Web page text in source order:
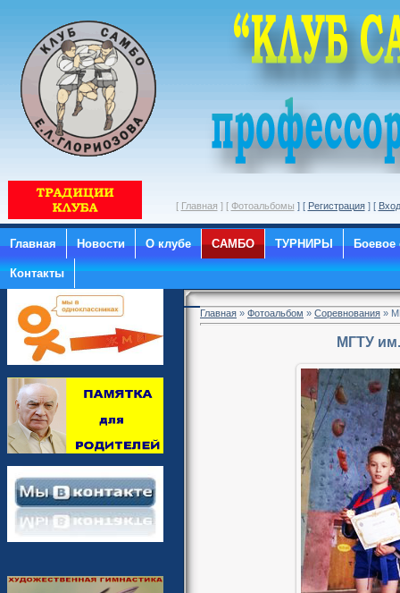
[ Главная ] [ Фотоальбомы ] [ Регистрация] [ Вход
Главная Новости О клубе САМБО ТУРНИРЫ Боевое
Контакты
Главная » Фотоальбом » Соревнования »
МГТУ